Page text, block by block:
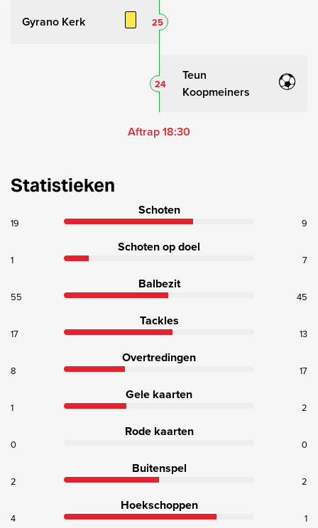
Gyrano Kerk 25
Teun
Koopmeiners
24
Aftrap 18:30
Statistieken
Schoten
19 9
Schoten op doel
1 7
Balbezit
55 45
Tackles
17 13
Overtredingen
8 17
Gele kaarten
1 2
Rode kaarten
0 0
Buitenspel
2 2
Hoekschoppen
4 1